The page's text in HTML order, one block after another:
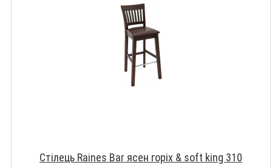
Стілець Raines Bar ясен горіх & soft king 310